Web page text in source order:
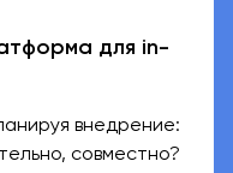
для in-
внедрение:
совместно?